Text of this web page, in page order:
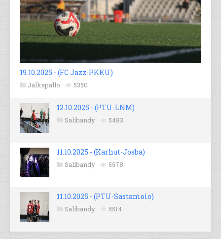
19.10.2025 - (FC Jazz-PKKU)
Jalkapallo 5350
12.10.2025 - (PTU-LNM)
Salibandy 5483
11.10.2025 - (Karhut-Josba)
Salibandy 5578
11.10.2025 - (PTU-Sastamolo)
Salibandy 5514